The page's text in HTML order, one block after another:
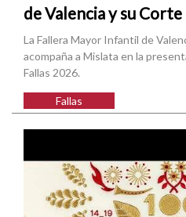
de Valencia y su
La Fallera Mayor Infantil de
acompaña a Mislata en la
Fallas 2026.
Fallas